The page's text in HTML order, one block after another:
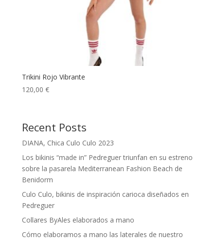
Trikini Rojo Vibrante
120,00 €
Recent Posts
DIANA, Chica Culo Culo 2023
Los bikinis “made in” Pedreguer triunfan en su estreno
sobre la pasarela Mediterranean Fashion Beach de
Benidorm
Culo Culo, bikinis de inspiración carioca diseñados en
Pedreguer
Collares ByAles elaborados a mano
Cómo elaboramos a mano las laterales de nuestro